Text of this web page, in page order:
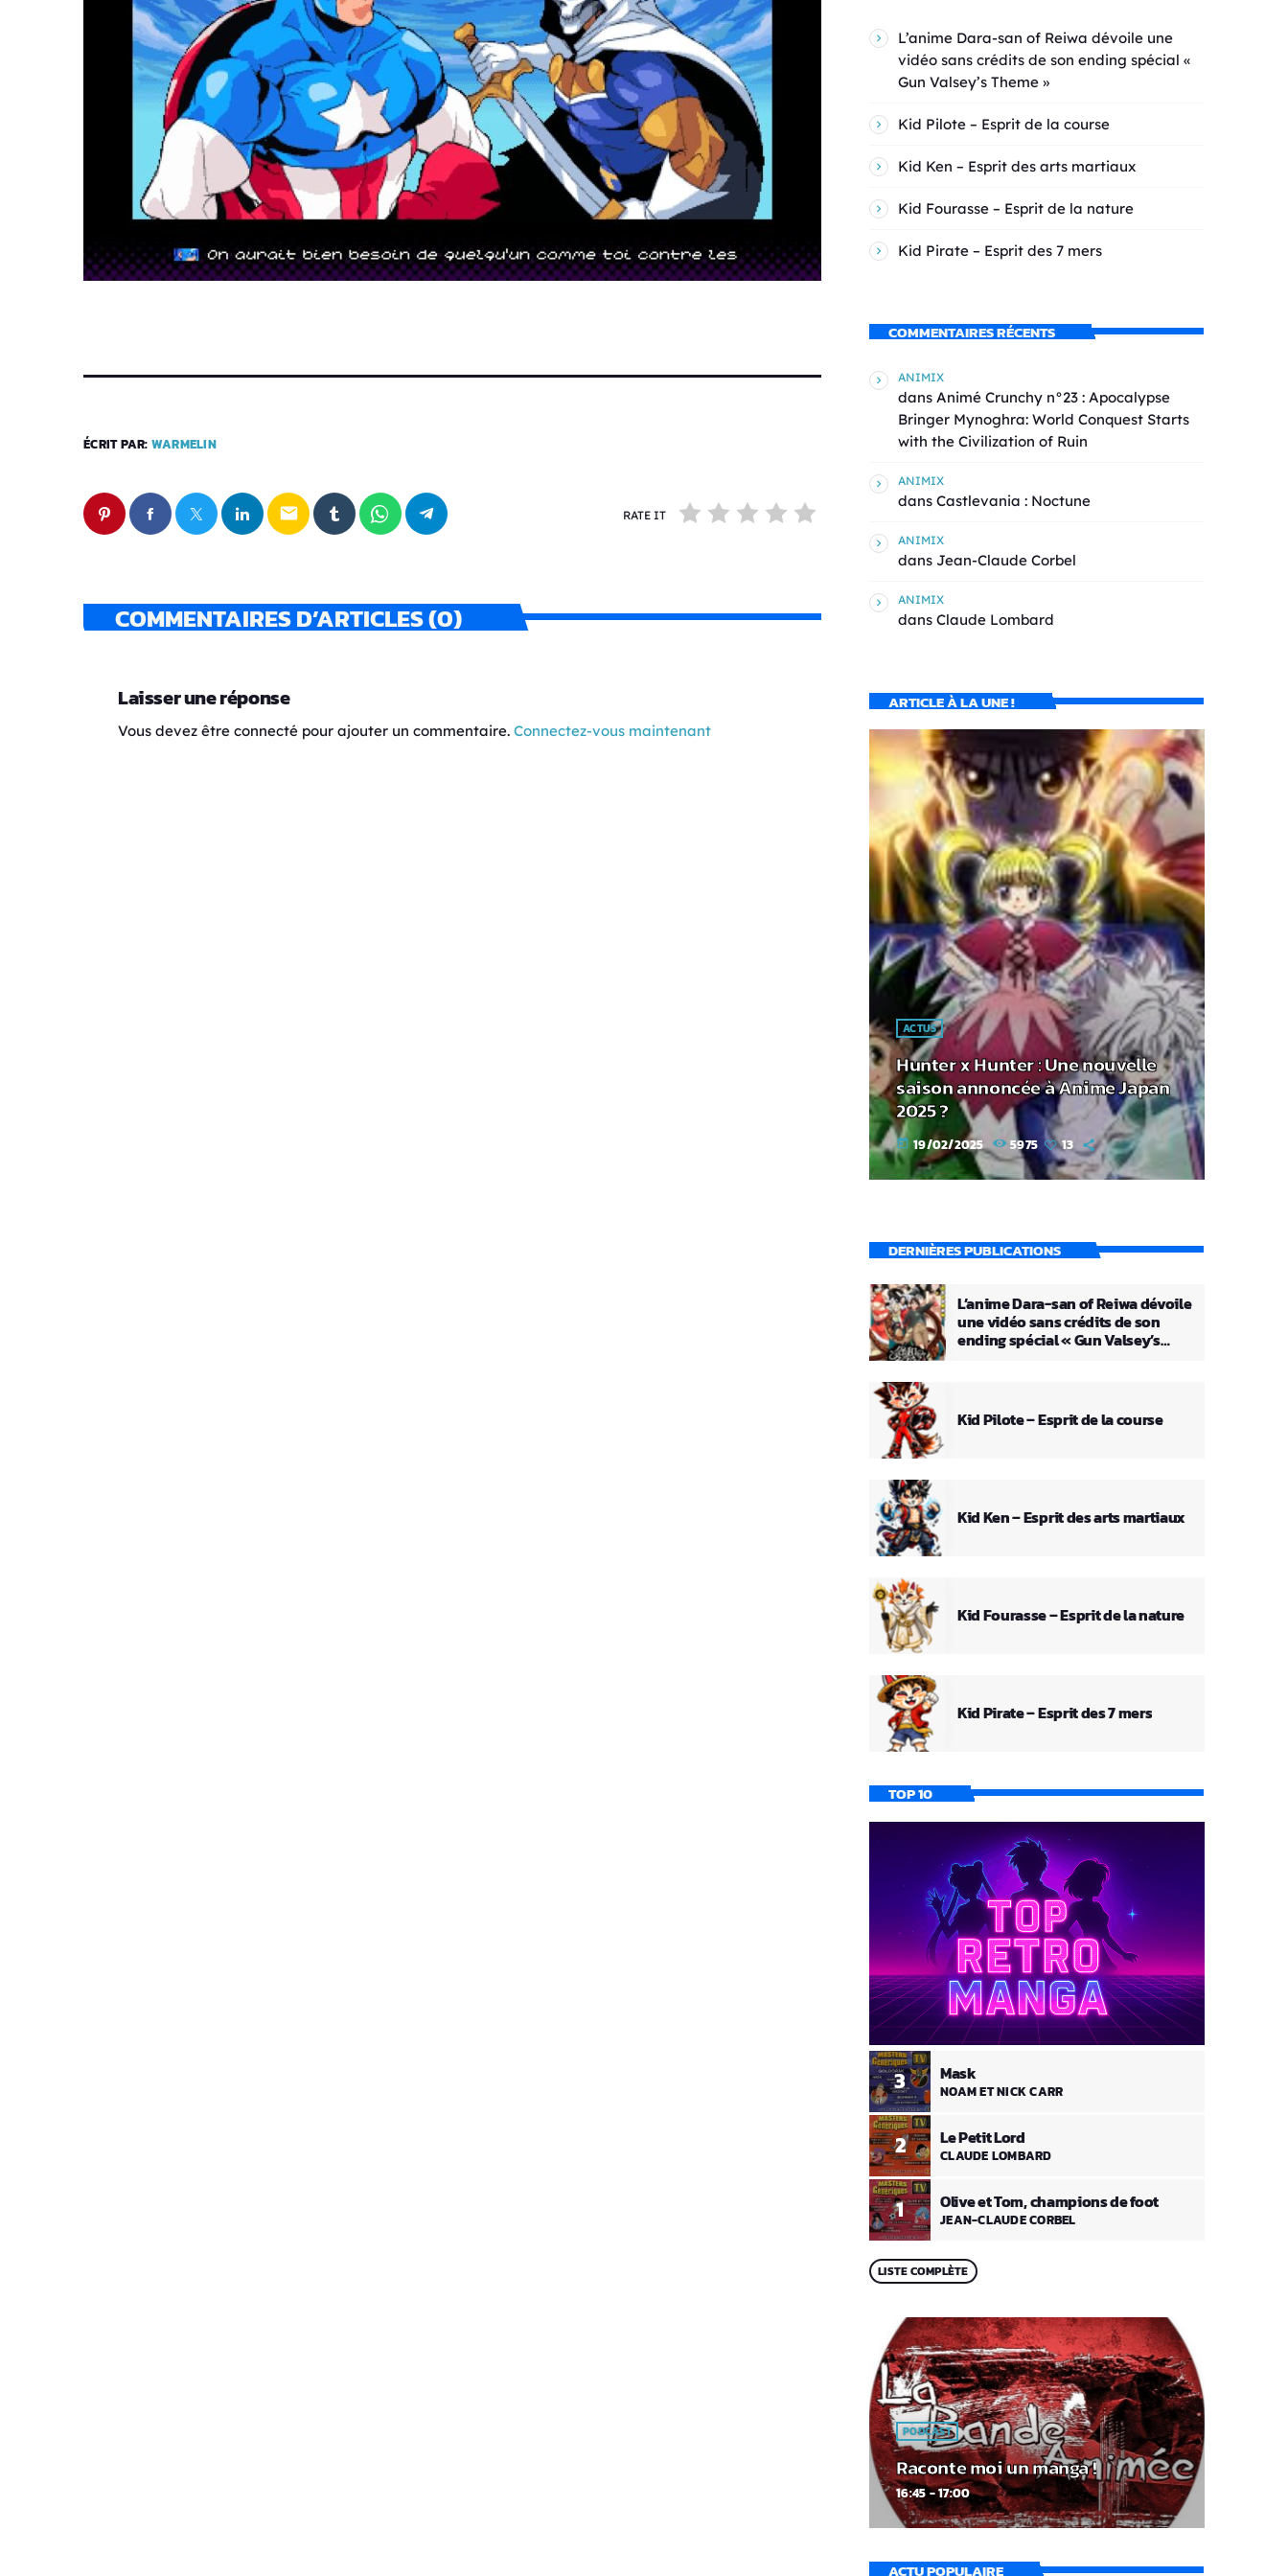
ÉCRIT PAR: WARMELIN
email RATE IT
COMMENTAIRES D’ARTICLES (0)
Laisser une réponse
Vous devez être connecté pour ajouter un commentaire. Connectez-vous maintenant
L’anime Dara-san of Reiwa dévoile une
vidéo sans crédits de son ending spécial «
Gun Valsey’s Theme »
Kid Pilote – Esprit de la course
Kid Ken – Esprit des arts martiaux
Kid Fourasse – Esprit de la nature
Kid Pirate – Esprit des 7 mers
COMMENTAIRES RÉCENTS
ANIMIX
dans Animé Crunchy n°23 : Apocalypse
Bringer Mynoghra: World Conquest Starts
with the Civilization of Ruin
ANIMIX
dans Castlevania : Noctune
ANIMIX
dans Jean-Claude Corbel
ANIMIX
dans Claude Lombard
ARTICLE À LA UNE !
ACTUS
Hunter x Hunter : Une nouvelle
saison annoncée à Anime Japan
2025 ?
today 19/02/2025 5975 13
DERNIÈRES PUBLICATIONS
L’anime Dara-san of Reiwa dévoile
une vidéo sans crédits de son
ending spécial « Gun Valsey’s
Kid Pilote – Esprit de la course
Kid Ken – Esprit des arts martiaux
Kid Fourasse – Esprit de la nature
Kid Pirate – Esprit des 7 mers
TOP 10
1 Olive et Tom, champions de foot
JEAN-CLAUDE CORBEL
2 Le Petit Lord
CLAUDE LOMBARD
3 Mask
NOAM ET NICK CARR
LISTE COMPLÈTE
PODCAST
Raconte moi un manga !
16:45 - 17:00
ACTU POPULAIRE